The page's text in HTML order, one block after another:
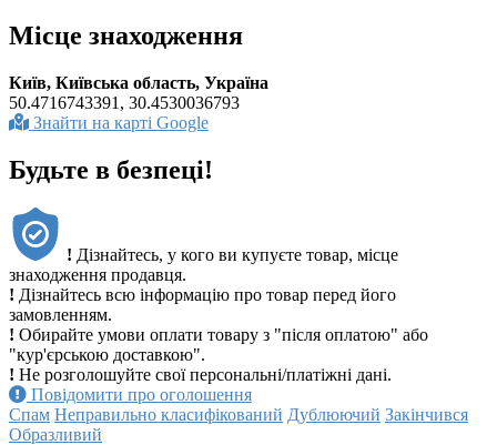
Місце знаходження
Київ, Київська область, Україна
50.4716743391, 30.4530036793
Знайти на карті Google
Будьте в безпеці!
! Дізнайтесь, у кого ви купуєте товар, місце
знаходження продавця.
! Дізнайтесь всю інформацію про товар перед його
замовленням.
! Обирайте умови оплати товару з "після оплатою" або
"кур'єрською доставкою".
! Не розголошуйте свої персональні/платіжні дані.
Повідомити про оголошення
Спам Неправильно класифікований Дублюючий Закінчився
Образливий